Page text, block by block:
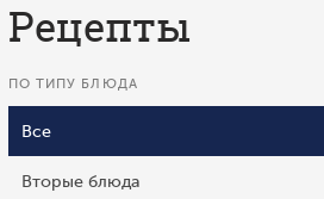
Рецепты
ПО ТИПУ БЛЮДА
Все
Вторые блюда